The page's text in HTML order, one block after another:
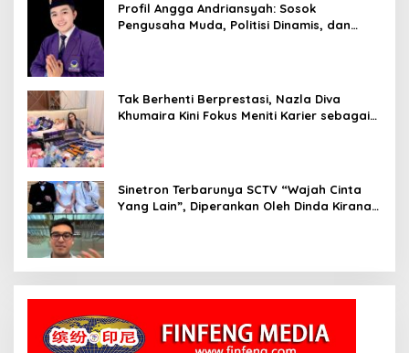
Profil Angga Andriansyah: Sosok
Pengusaha Muda, Politisi Dinamis, dan
Tak Berhenti Berprestasi, Nazla Diva
Khumaira Kini Fokus Meniti Karier sebagai
Sinetron Terbarunya SCTV “Wajah Cinta
Yang Lain”, Diperankan Oleh Dinda Kirana,